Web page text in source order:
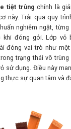
tiệt trùng chính là
này. Trải qua quy
nghiêm ngặt,
khi đóng gói. Lớp vỏ
đóng vai trò như
trạng thái vô
sử dụng. Điều này
thực sự quan tâm và